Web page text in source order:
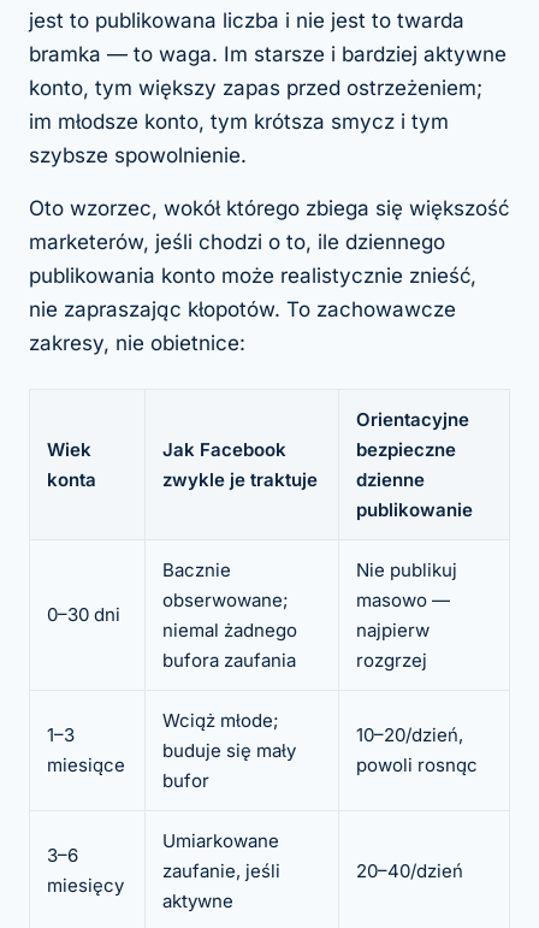
jest to publikowana liczba i nie jest to twarda
bramka — to waga. Im starsze i bardziej aktywne
konto, tym większy zapas przed ostrzeżeniem;
im młodsze konto, tym krótsza smycz i tym
szybsze spowolnienie.
Oto wzorzec, wokół którego zbiega się większość
marketerów, jeśli chodzi o to, ile dziennego
publikowania konto może realistycznie znieść,
nie zapraszając kłopotów. To zachowawcze
zakresy, nie obietnice:
Wiek
konta
Jak Facebook
zwykle je traktuje
Orientacyjne
bezpieczne
dzienne
publikowanie
0–30 dni
Bacznie
obserwowane;
niemal żadnego
bufora zaufania
Nie publikuj
masowo —
najpierw
rozgrzej
1–3
miesiące
Wciąż młode;
buduje się mały
bufor
10–20/dzień,
powoli rosnąc
3–6
miesięcy
Umiarkowane
zaufanie, jeśli
aktywne
20–40/dzień